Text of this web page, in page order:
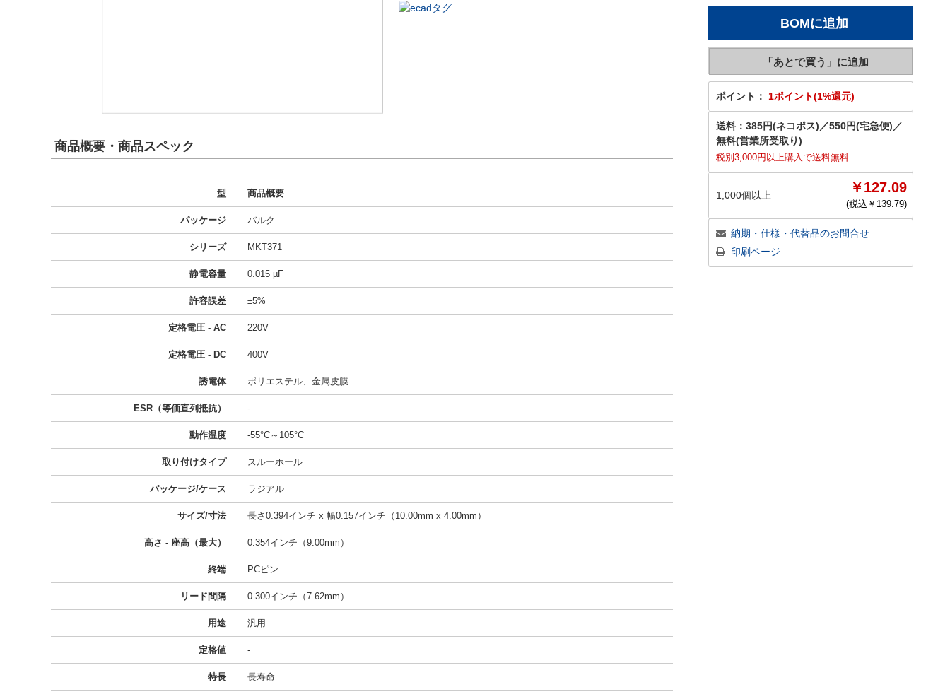
ポイント： 1ポイント(1%還元)
送料： 385円(ネコポス) ／550円(宅急便) ／
無料(営業所受取り)
税別3,000円以上購入で送料無料
1,000個以上 ￥127.09
(税込￥ 139.79)
納期・仕様・代替品のお問合せ
印刷ページ
商品概要・商品スペック
型 商品概要
パッケージ バルク
シリーズ MKT371
静電容量 0.015 µF
許容誤差 ±5%
定格電圧 - AC 220V
定格電圧 - DC 400V
誘電体 ポリエステル、金属皮膜
ESR（等価直列抵抗） -
動作温度 -55°C～105°C
取り付けタイプ スルーホール
パッケージ/ケース ラジアル
サイズ/寸法 長さ0.394インチ x 幅0.157インチ（10.00mm x 4.00mm）
高さ - 座高（最大） 0.354インチ（9.00mm）
終端 PCピン
リード間隔 0.300インチ（7.62mm）
用途 汎用
定格値 -
特長 長寿命